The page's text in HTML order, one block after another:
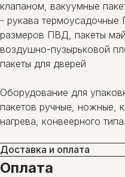
клапаном, вакуумные
- рукава
размеров ПВД, пакеты
воздушно-пузырьковой
пакеты для дверей
Оборудование для
пакетов ручные, ножные,
нагрева, конвеерного типа.
Доставка и оплата
Оплата